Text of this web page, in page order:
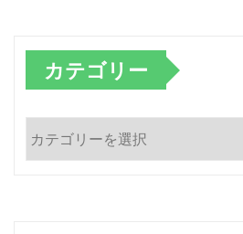
カテゴリー
テ